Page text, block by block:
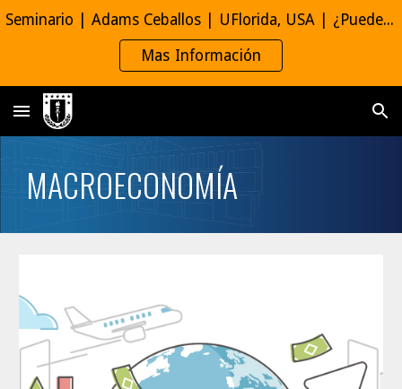
Skip to main content Skip to navigation
Seminario | Adams Ceballos | UFlorida, USA | ¿Puede una caja negra abrir un mecanismo opaco? | 6 de agosto, 11:00 hrs | Auditorio FACEA
Mas Información
MACROECONOMÍA